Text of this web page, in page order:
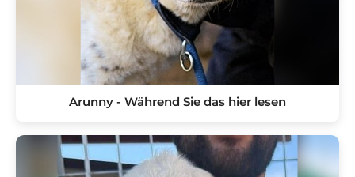
Arunny - Während Sie das hier lesen